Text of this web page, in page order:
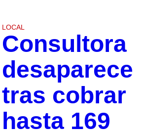
LOCAL
Consultora
desaparece
tras cobrar
hasta 169